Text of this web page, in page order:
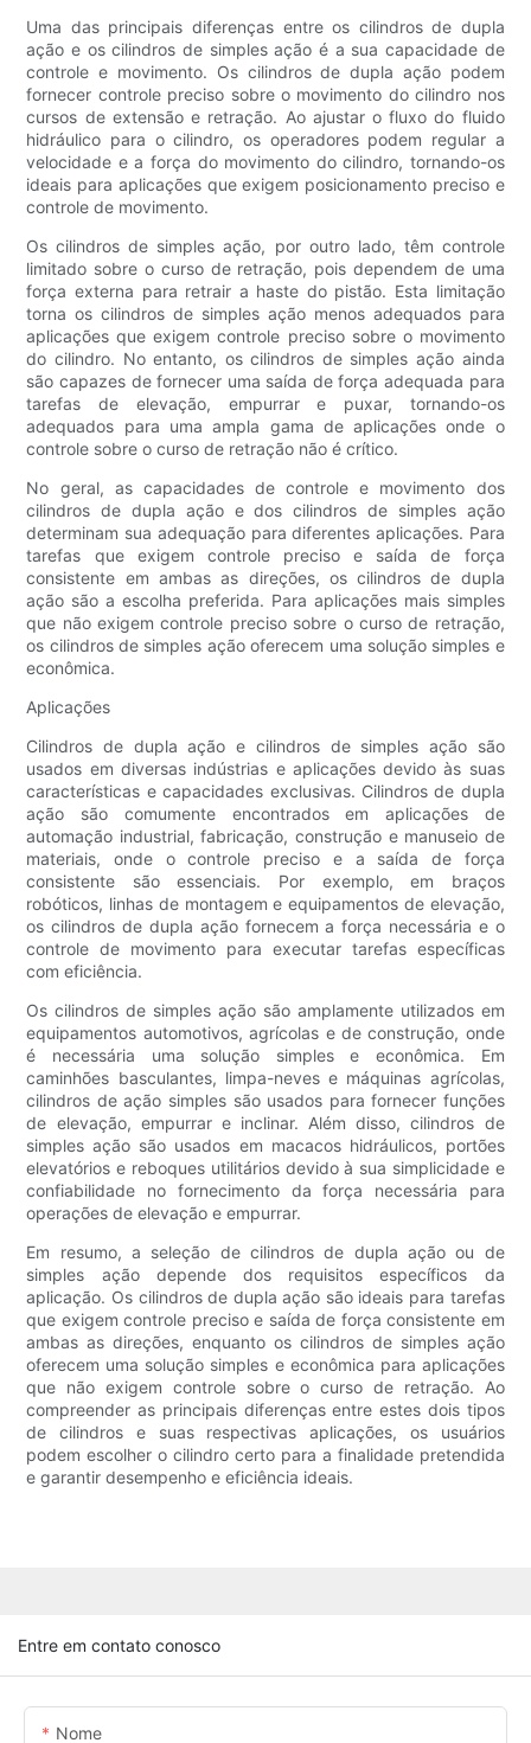
Uma das principais diferenças entre os cilindros de dupla
ação e os cilindros de simples ação é a sua capacidade de
controle e movimento. Os cilindros de dupla ação podem
fornecer controle preciso sobre o movimento do cilindro nos
cursos de extensão e retração. Ao ajustar o fluxo do fluido
hidráulico para o cilindro, os operadores podem regular a
velocidade e a força do movimento do cilindro, tornando-os
ideais para aplicações que exigem posicionamento preciso e
controle de movimento.
Os cilindros de simples ação, por outro lado, têm controle
limitado sobre o curso de retração, pois dependem de uma
força externa para retrair a haste do pistão. Esta limitação
torna os cilindros de simples ação menos adequados para
aplicações que exigem controle preciso sobre o movimento
do cilindro. No entanto, os cilindros de simples ação ainda
são capazes de fornecer uma saída de força adequada para
tarefas de elevação, empurrar e puxar, tornando-os
adequados para uma ampla gama de aplicações onde o
controle sobre o curso de retração não é crítico.
No geral, as capacidades de controle e movimento dos
cilindros de dupla ação e dos cilindros de simples ação
determinam sua adequação para diferentes aplicações. Para
tarefas que exigem controle preciso e saída de força
consistente em ambas as direções, os cilindros de dupla
ação são a escolha preferida. Para aplicações mais simples
que não exigem controle preciso sobre o curso de retração,
os cilindros de simples ação oferecem uma solução simples e
econômica.
Aplicações
Cilindros de dupla ação e cilindros de simples ação são
usados ​​em diversas indústrias e aplicações devido às suas
características e capacidades exclusivas. Cilindros de dupla
ação são comumente encontrados em aplicações de
automação industrial, fabricação, construção e manuseio de
materiais, onde o controle preciso e a saída de força
consistente são essenciais. Por exemplo, em braços
robóticos, linhas de montagem e equipamentos de elevação,
os cilindros de dupla ação fornecem a força necessária e o
controle de movimento para executar tarefas específicas
com eficiência.
Os cilindros de simples ação são amplamente utilizados em
equipamentos automotivos, agrícolas e de construção, onde
é necessária uma solução simples e econômica. Em
caminhões basculantes, limpa-neves e máquinas agrícolas,
cilindros de ação simples são usados ​​para fornecer funções
de elevação, empurrar e inclinar. Além disso, cilindros de
simples ação são usados ​​em macacos hidráulicos, portões
elevatórios e reboques utilitários devido à sua simplicidade e
confiabilidade no fornecimento da força necessária para
operações de elevação e empurrar.
Em resumo, a seleção de cilindros de dupla ação ou de
simples ação depende dos requisitos específicos da
aplicação. Os cilindros de dupla ação são ideais para tarefas
que exigem controle preciso e saída de força consistente em
ambas as direções, enquanto os cilindros de simples ação
oferecem uma solução simples e econômica para aplicações
que não exigem controle sobre o curso de retração. Ao
compreender as principais diferenças entre estes dois tipos
de cilindros e suas respectivas aplicações, os usuários
podem escolher o cilindro certo para a finalidade pretendida
e garantir desempenho e eficiência ideais.
Entre em contato conosco
Nome